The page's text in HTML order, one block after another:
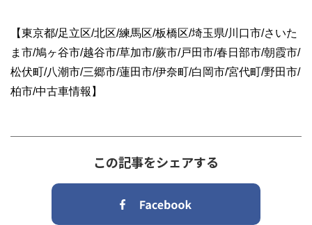
【東京都/足立区/北区/練馬区/板橋区/埼玉県/川口市/さいた
ま市/鳩ヶ谷市/越谷市/草加市/蕨市/戸田市/春日部市/朝霞市/
松伏町/八潮市/三郷市/蓮田市/伊奈町/白岡市/宮代町/野田市/
柏市/中古車情報】
この記事をシェアする